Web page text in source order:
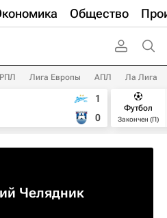
Общество
РПЛ Лига Европы АПЛ Ла Лига
1
0
Футбол
Закончен (П)
Челядник